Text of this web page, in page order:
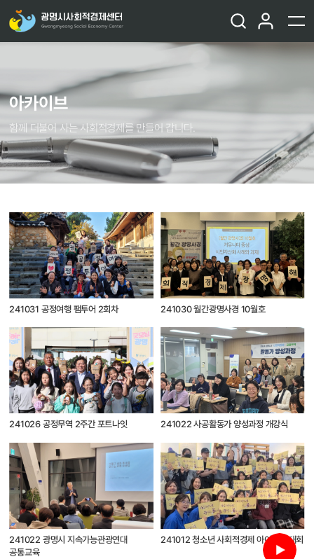
아카이브
함께 더불어 사는 사회적경제를 만들어 갑니다.
241031 공정여행 팸투어 2회차 241030 월간광명사경 10월호
241026 공정무역 2주간 포트나잇 241022 사공활동가 양성과정 개강식
241022 광명시 지속가능관광연대
공통교육
241012 청소년 사회적경제 아이디어 대회